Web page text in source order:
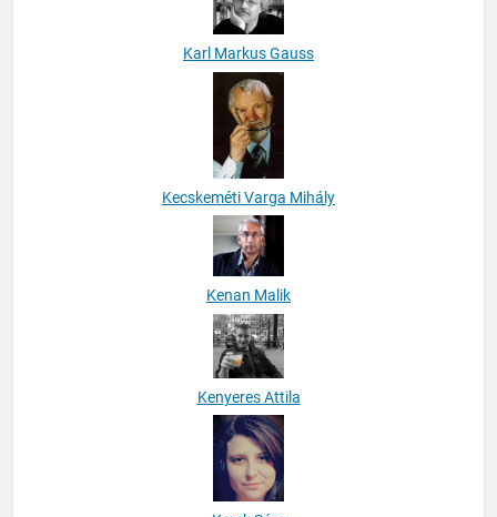
Karl Markus Gauss
Kecskeméti Varga Mihály
Kenan Malik
Kenyeres Attila